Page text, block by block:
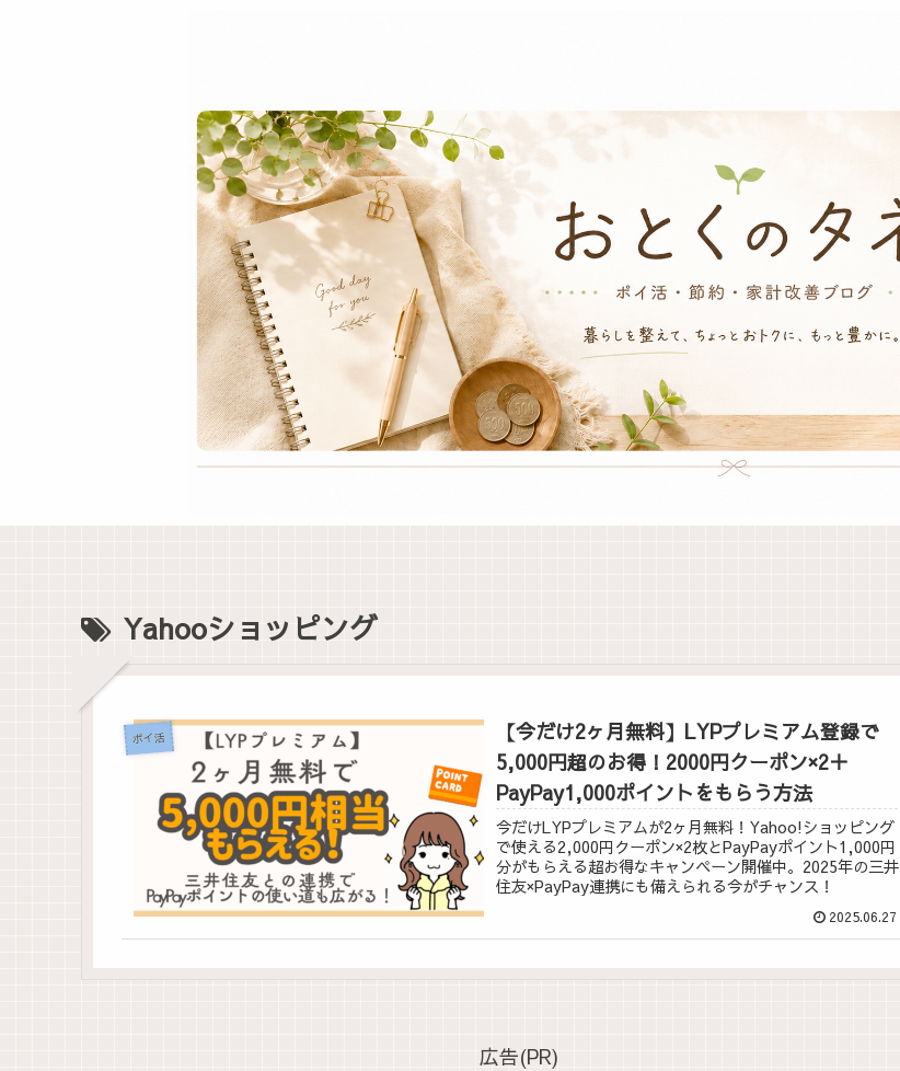
Yahooショッピング
ポイ活
【今だけ2ヶ月無料】LYPプレミアム登録で
5,000円超のお得！2000円クーポン×2＋
PayPay1,000ポイントをもらう方法
今だけLYPプレミアムが2ヶ月無料！Yahoo!ショッピング
で使える2,000円クーポン×2枚とPayPayポイント1,000円
分がもらえる超お得なキャンペーン開催中。2025年の三井
住友×PayPay連携にも備えられる今がチャンス！
2025.06.27
広告(PR)